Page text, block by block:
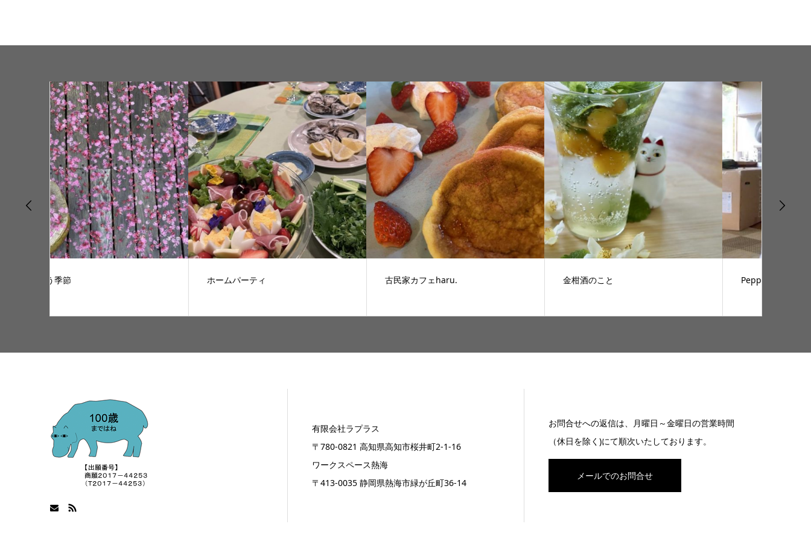
ホームパーティ 古民家カフェharu. 金柑酒のこと Pepperアプリやってます
有限会社ラプラス
〒780-0821 高知県高知市桜井町2-1-16
ワークスペース熱海
〒413-0035 静岡県熱海市緑が丘町36-14
お問合せへの返信は、月曜日～金曜日の営業時間
（休日を除く)にて順次いたしております。
メールでのお問合せ